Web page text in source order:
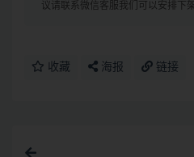
议请联系微信客服我们可以安排下架
收藏 海报 链接